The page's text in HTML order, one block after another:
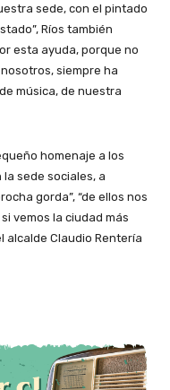
sede, con el pintado
Ríos también
esta ayuda, porque no
siempre ha
música, de nuestra
homenaje a los
sede sociales, a
gorda”, “de ellos nos
vemos la ciudad más
alcalde Claudio Rentería